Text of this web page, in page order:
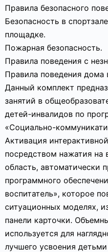
Правила безопасного
Безопасность в
площадке.
Пожарная безопасность.
Правила поведения с
Правила поведения дома
Данный комплект
занятий в
детей-инвалидов по
«Социально-
Активация
посредством нажатия на
область, автоматически
программного
воспитатель», которое
ситуационных моделях,
панели карточки.
используется для
лучшего усвоения